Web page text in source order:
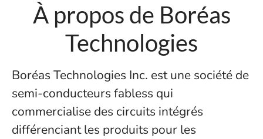
À propos de Boréas
Technologies
Boréas Technologies Inc. est une société de
semi-conducteurs fabless qui
commercialise des circuits intégrés
différenciant les produits pour les